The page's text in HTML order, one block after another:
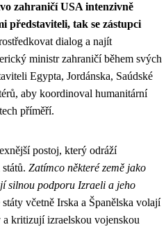
zahraničí USA intenzivně
představiteli, tak se zástupci
dialog a najít
ministr zahraničí během svých
Egypta, Jordánska, Saúdské
aby koordinoval humanitární
příměří.
postoj, který odráží
Zatímco některé země jako
silnou podporu Izraeli a jeho
státy včetně Irska a Španělska volají
kritizují izraelskou vojenskou